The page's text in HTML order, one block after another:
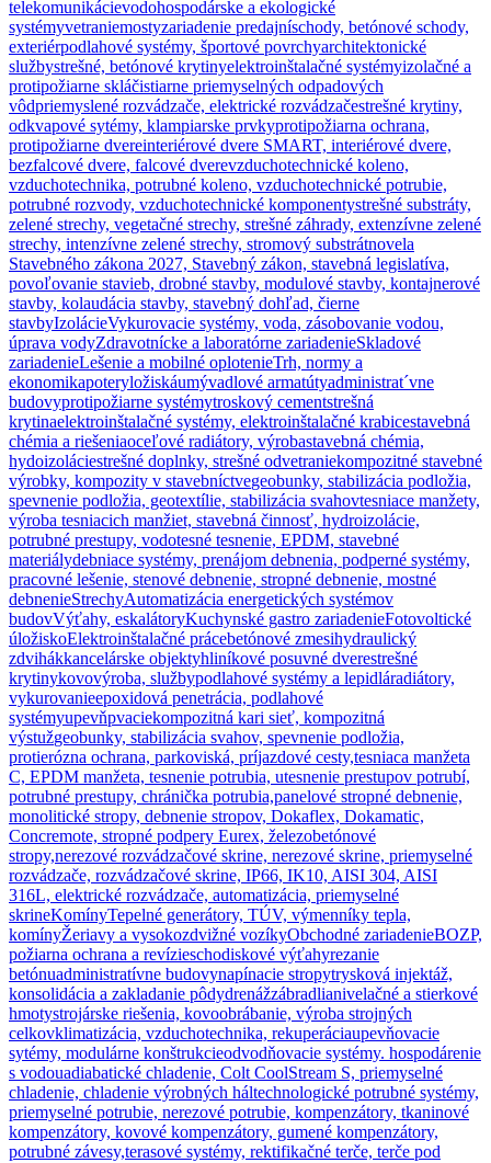
telekomunikácievodohospodárske a ekologické
systémyvetraniemostyzariadenie predajníschody, betónové schody,
exteriérpodlahové systémy, športové povrchyarchitektonické
službystrešné, betónové krytinyelektroinštalačné systémyizolačné a
protipožiarne skláčistiarne priemyselných odpadových
vôdpriemyslené rozvádzače, elektrické rozvádzačestrešné krytiny,
odkvapové sytémy, klampiarske prvkyprotipožiarna ochrana,
protipožiarne dvereinteriérové dvere SMART, interiérové dvere,
bezfalcové dvere, falcové dverevzduchotechnické koleno,
vzduchotechnika, potrubné koleno, vzduchotechnické potrubie,
potrubné rozvody, vzduchotechnické komponentystrešné substráty,
zelené strechy, vegetačné strechy, strešné záhrady, extenzívne zelené
strechy, intenzívne zelené strechy, stromový substrátnovela
Stavebného zákona 2027, Stavebný zákon, stavebná legislatíva,
povoľovanie stavieb, drobné stavby, modulové stavby, kontajnerové
stavby, kolaudácia stavby, stavebný dohľad, čierne
stavbyIzolácieVykurovacie systémy, voda, zásobovanie vodou,
úprava vodyZdravotnícke a laboratórne zariadenieSkladové
zariadenieLešenie a mobilné oplotenieTrh, normy a
ekonomikapoteryložiskáumývadlové armatútyadministrat´vne
budovyprotipožiarne systémytroskový cementstrešná
krytinaelektroinštalačné systémy, elektroinštalačné krabicestavebná
chémia a riešeniaoceľové radiátory, výrobastavebná chémia,
hydoizoláciestrešné doplnky, strešné odvetraniekompozitné stavebné
výrobky, kompozity v stavebníctvegeobunky, stabilizácia podložia,
spevnenie podložia, geotextílie, stabilizácia svahovtesniace manžety,
výroba tesniacich manžiet, stavebná činnosť, hydroizolácie,
potrubné prestupy, vodotesné tesnenie, EPDM, stavebné
materiálydebniace systémy, prenájom debnenia, podperné systémy,
pracovné lešenie, stenové debnenie, stropné debnenie, mostné
debnenieStrechyAutomatizácia energetických systémov
budovVýťahy, eskalátoryKuchynské gastro zariadenieFotovoltické
úložiskoElektroinštalačné prácebetónové zmesihydraulický
zdvihákkancelárske objektyhliníkové posuvné dverestrešné
krytinykovovýroba, službypodlahové systémy a lepidláradiátory,
vykurovanieepoxidová penetrácia, podlahové
systémyupevňpvaciekompozitná kari sieť, kompozitná
výstužgeobunky, stabilizácia svahov, spevnenie podložia,
protierózna ochrana, parkoviská, príjazdové cesty,tesniaca manžeta
C, EPDM manžeta, tesnenie potrubia, utesnenie prestupov potrubí,
potrubné prestupy, chránička potrubia,panelové stropné debnenie,
monolitické stropy, debnenie stropov, Dokaflex, Dokamatic,
Concremote, stropné podpery Eurex, železobetónové
stropy,nerezové rozvádzačové skrine, nerezové skrine, priemyselné
rozvádzače, rozvádzačové skrine, IP66, IK10, AISI 304, AISI
316L, elektrické rozvádzače, automatizácia, priemyselné
skrineKomínyTepelné generátory, TÚV, výmenníky tepla,
komínyŽeriavy a vysokozdvižné vozíkyObchodné zariadenieBOZP,
požiarna ochrana a revízieschodiskové výťahyrezanie
betónuadministratívne budovynapínacie stropytrysková injektáž,
konsolidácia a zakladanie pôdydrenážzábradlianivelačné a stierkové
hmotystrojárske riešenia, kovoobrábanie, výroba strojných
celkovklimatizácia, vzduchotechnika, rekuperáciaupevňovacie
sytémy, modulárne konštrukcieodvodňovacie systémy. hospodárenie
s vodouadiabatické chladenie, Colt CoolStream S, priemyselné
chladenie, chladenie výrobných háltechnologické potrubné systémy,
priemyselné potrubie, nerezové potrubie, kompenzátory, tkaninové
kompenzátory, kovové kompenzátory, gumené kompenzátory,
potrubné závesy,terasové systémy, rektifikačné terče, terče pod